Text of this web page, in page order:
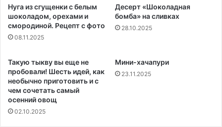
Нуга из сгущенки с белым
шоколадом, орехами и
смородиной. Рецепт с фото
08.11.2025
Десерт «Шоколадная
бомба» на сливках
28.10.2025
Такую тыкву вы еще не
пробовали! Шесть идей, как
необычно приготовить и с
чем сочетать самый
осенний овощ
02.10.2025
Мини-хачапури
23.11.2025